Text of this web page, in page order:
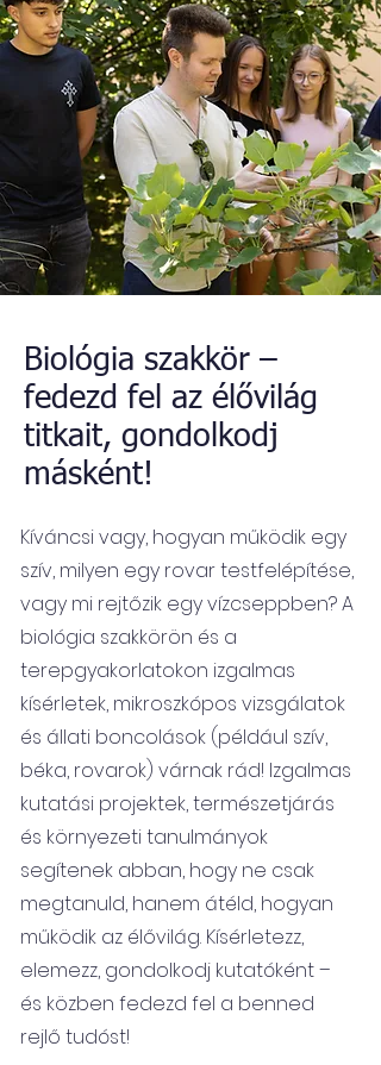
​Biológia szakkör –
fedezd fel az élővilág
titkait, gondolkodj
másként!
Kíváncsi vagy, hogyan működik egy
szív, milyen egy rovar testfelépítése,
vagy mi rejtőzik egy vízcseppben? A
biológia szakkörön és a
terepgyakorlatokon izgalmas
kísérletek, mikroszkópos vizsgálatok
és állati boncolások (például szív,
béka, rovarok) várnak rád! Izgalmas
kutatási projektek, természetjárás
és környezeti tanulmányok
segítenek abban, hogy ne csak
megtanuld, hanem átéld, hogyan
működik az élővilág. Kísérletezz,
elemezz, gondolkodj kutatóként –
és közben fedezd fel a benned
rejlő tudóst!